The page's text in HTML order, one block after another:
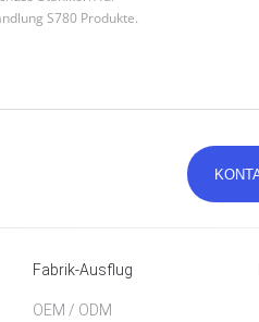
Fabrik-Ausflug
OEM / ODM